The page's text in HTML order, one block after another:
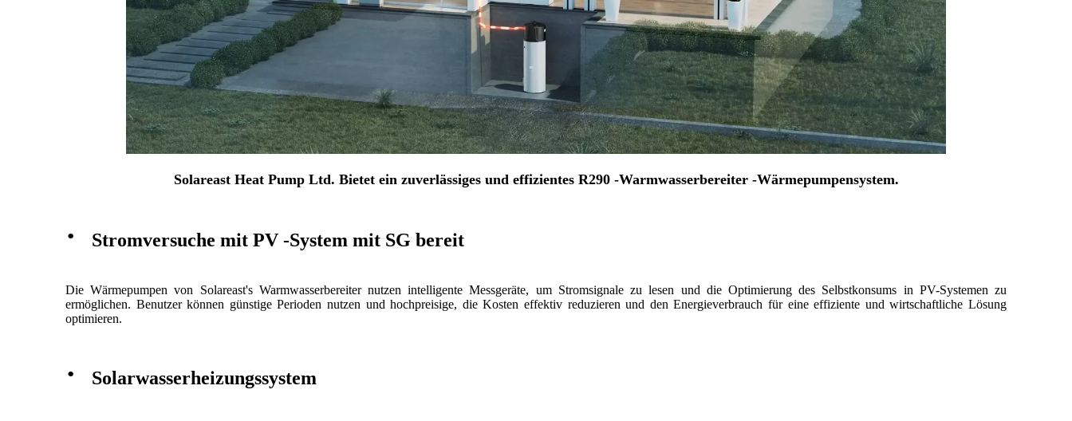
Solareast Heat Pump Ltd. Bietet ein zuverlässiges und effizientes R290 -Warmwasserbereiter -Wärmepumpensystem.
· Stromversuche mit PV -System mit SG bereit
Die Wärmepumpen von Solareast's Warmwasserbereiter nutzen intelligente Messgeräte, um Stromsignale zu lesen und die Optimierung des Selbstkonsums in PV-Systemen zu
ermöglichen. Benutzer können günstige Perioden nutzen und hochpreisige, die Kosten effektiv reduzieren und den Energieverbrauch für eine effiziente und wirtschaftliche Lösung
optimieren.
· Solarwasserheizungssystem